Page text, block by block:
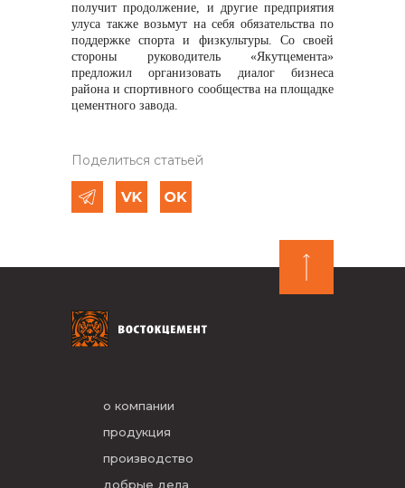
получит продолжение, и другие предприятия
улуса также возьмут на себя обязательства по
поддержке спорта и физкультуры. Со своей
стороны руководитель «Якутцемента»
предложил организовать диалог бизнеса
района и спортивного сообщества на площадке
цементного завода.
Поделиться статьей
о компании
продукция
производство
добрые дела